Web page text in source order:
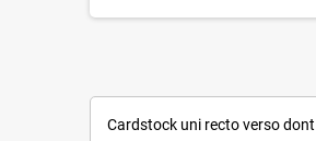
Cardstock uni recto verso